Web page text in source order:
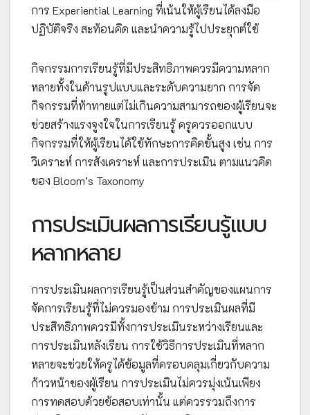
การ Experiential Learning ที่เน้นให้ผู้เรียนได้ลงมือ
ปฏิบัติจริง สะท้อนคิด และนำความรู้ไปประยุกต์ใช้
กิจกรรมการเรียนรู้ที่มีประสิทธิภาพควรมีความหลาก
หลายทั้งในด้านรูปแบบและระดับความยาก การจัด
กิจกรรมที่ท้าทายแต่ไม่เกินความสามารถของผู้เรียนจะ
ช่วยสร้างแรงจูงใจในการเรียนรู้ ครูควรออกแบบ
กิจกรรมที่ให้ผู้เรียนได้ใช้ทักษะการคิดขั้นสูง เช่น การ
วิเคราะห์ การสังเคราะห์ และการประเมิน ตามแนวคิด
ของ Bloom’s Taxonomy
การประเมินผลการเรียนรู้แบบ
หลากหลาย
การประเมินผลการเรียนรู้เป็นส่วนสำคัญของแผนการ
จัดการเรียนรู้ที่ไม่ควรมองข้าม การประเมินผลที่มี
ประสิทธิภาพควรมีทั้งการประเมินระหว่างเรียนและ
การประเมินหลังเรียน การใช้วิธีการประเมินที่หลาก
หลายจะช่วยให้ครูได้ข้อมูลที่ครอบคลุมเกี่ยวกับความ
ก้าวหน้าของผู้เรียน การประเมินไม่ควรมุ่งเน้นเพียง
การทดสอบด้วยข้อสอบเท่านั้น แต่ควรรวมถึงการ